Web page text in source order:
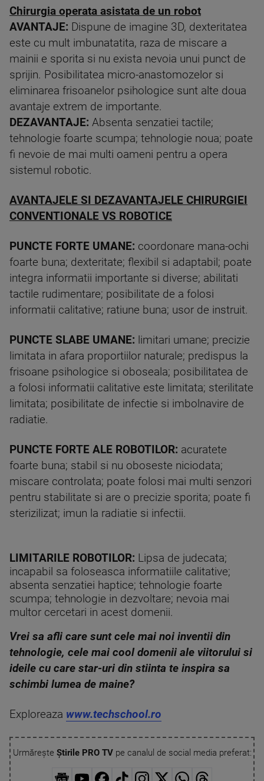
Chirurgia operata asistata de un robot
AVANTAJE: Dispune de imagine 3D, dexteritatea
este cu mult imbunatatita, raza de miscare a
mainii e sporita si nu exista nevoia unui punct de
sprijin. Posibilitatea micro-anastomozelor si
eliminarea frisoanelor psihologice sunt alte doua
avantaje extrem de importante.
DEZAVANTAJE: Absenta senzatiei tactile;
tehnologie foarte scumpa; tehnologie noua; poate
fi nevoie de mai multi oameni pentru a opera
sistemul robotic.
AVANTAJELE SI DEZAVANTAJELE CHIRURGIEI
CONVENTIONALE VS ROBOTICE
PUNCTE FORTE UMANE: coordonare mana-ochi
foarte buna; dexteritate; flexibil si adaptabil; poate
integra informatii importante si diverse; abilitati
tactile rudimentare; posibilitate de a folosi
informatii calitative; ratiune buna; usor de instruit.
PUNCTE SLABE UMANE: limitari umane; precizie
limitata in afara proportiilor naturale; predispus la
frisoane psihologice si oboseala; posibilitatea de
a folosi informatii calitative este limitata; sterilitate
limitata; posibilitate de infectie si imbolnavire de
radiatie.
PUNCTE FORTE ALE ROBOTILOR: acuratete
foarte buna; stabil si nu oboseste niciodata;
miscare controlata; poate folosi mai multi senzori
pentru stabilitate si are o precizie sporita; poate fi
sterizilizat; imun la radiatie si infectii.
LIMITARILE ROBOTILOR: Lipsa de judecata;
incapabil sa foloseasca informatiile calitative;
absenta senzatiei haptice; tehnologie foarte
scumpa; tehnologie in dezvoltare; nevoia mai
multor cercetari in acest domenii.
Vrei sa afli care sunt cele mai noi inventii din
tehnologie, cele mai cool domenii ale viitorului si
ideile cu care star-uri din stiinta te inspira sa
schimbi lumea de maine?
Exploreaza www.techschool.ro
Urmărește Știrile PRO TVpe canalul de social media preferat: